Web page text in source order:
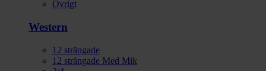
Övrigt
Western
12 strängade
12 strängade Med Mik